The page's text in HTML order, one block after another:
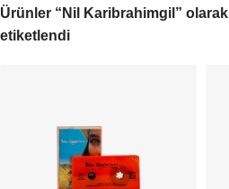
Ürünler “Nil Karibrahimgil” olarak
etiketlendi